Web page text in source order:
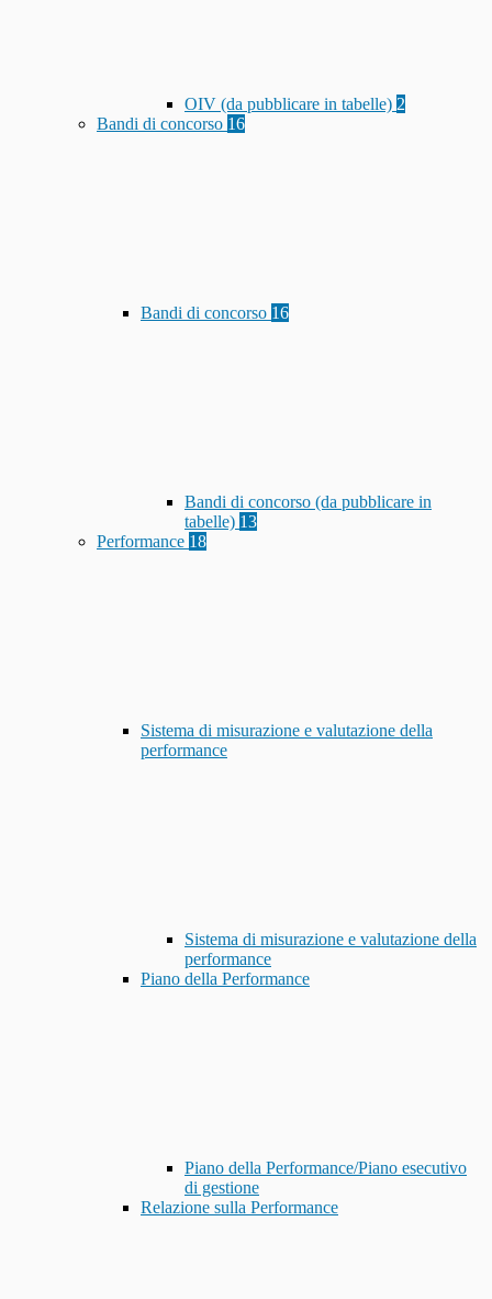
OIV (da pubblicare in tabelle) 2
Bandi di concorso 16
Bandi di concorso 16
Bandi di concorso (da pubblicare in
tabelle) 13
Performance 18
Sistema di misurazione e valutazione della
performance
Sistema di misurazione e valutazione della
performance
Piano della Performance
Piano della Performance/Piano esecutivo
di gestione
Relazione sulla Performance